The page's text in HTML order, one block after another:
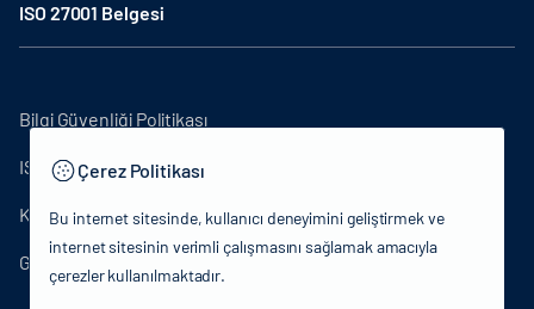
ISO 27001 Belgesi
Bilgi Güvenliği Politikası
ISO27001
KVKK Aydınlatma Metni
Gizlilik Politikası
Çerez Politikası
Bu internet sitesinde, kullanıcı deneyimini geliştirmek ve
internet sitesinin verimli çalışmasını sağlamak amacıyla
çerezler kullanılmaktadır.